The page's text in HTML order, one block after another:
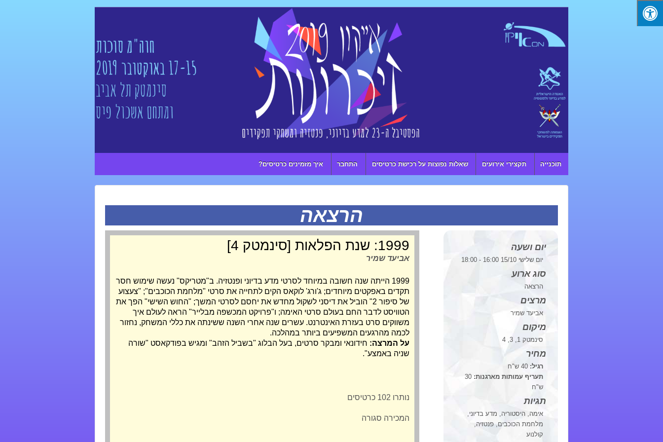
תוכנייה תקצירי אירועים שאלות נפוצות על רכישת כרטיסים התחבר איך מזמינים כרטיסים?
הרצאה
יום ושעה
יום שלישי 15/10 16:00 - 18:00
סוג ארוע
הרצאה
מרצים
אביעד שמיר
מיקום
סינמטק 1, 3, 4
מחיר
רגיל:
תעריף עמותות מארגנות: 30
ש"ח
תגיות
אימה, היסטוריה, מדע בדיוני,
מלחמת הכוכבים, פנטזיה,
קולנוע
1999: שנת הפלאות [סינמטק 4]
אביעד שמיר
1999 הייתה שנה חשובה במיוחד לסרטי מדע בדיוני ופנטזיה. ב"מטריקס" נעשה שימוש חסר
תקדים באפקטים מיוחדים; ג'ורג' לוקאס הקים לתחייה את סרטי "מלחמת הכוכבים"; "צעצוע
של סיפור 2" הוביל את דיסני לשקול מחדש את יחסם לסרטי המשך; "החוש השישי" הפך את
הטוויסט לדבר החם בעולם סרטי האימה; ו"פרויקט המכשפה מבלייר" הראה לעולם איך
משווקים סרט בעזרת האינטרנט. עשרים שנה אחרי השנה ששינתה את כללי המשחק, נחזור
לכמה מהרגעים המשפיעים ביותר במהלכה.
על המרצה: חידונאי ומבקר סרטים, בעל הבלוג "בשביל הזהב" ומגיש בפודקאסט "שורה
שניה באמצע".
נותרו 102 כרטיסים
המכירה סגורה